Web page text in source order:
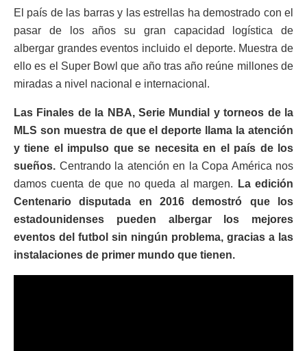
El país de las barras y las estrellas ha demostrado con el
pasar de los años su gran capacidad logística de
albergar grandes eventos incluido el deporte. Muestra de
ello es el Super Bowl que año tras año reúne millones de
miradas a nivel nacional e internacional.
Las Finales de la NBA, Serie Mundial y torneos de la
MLS son muestra de que el deporte llama la atención
y tiene el impulso que se necesita en el país de los
sueños. Centrando la atención en la Copa América nos
damos cuenta de que no queda al margen.
La edición
Centenario disputada en 2016 demostró que los
estadounidenses pueden albergar los mejores
eventos del futbol sin ningún problema, gracias a las
instalaciones de primer mundo que tienen.